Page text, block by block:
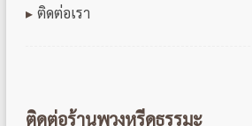
ติดต่อเรา
ติดต่อร้านพวงหรีดธรรมะ